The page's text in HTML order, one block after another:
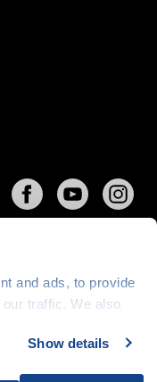
and ads, to provide
traffic. We also
who may
Show details
o.p.s., web běží